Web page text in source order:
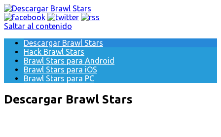
Saltar al contenido
Descargar Brawl Stars
Hack Brawl Stars
Brawl Stars para Android
Brawl Stars para iOS
Brawl Stars para PC
Descargar Brawl Stars